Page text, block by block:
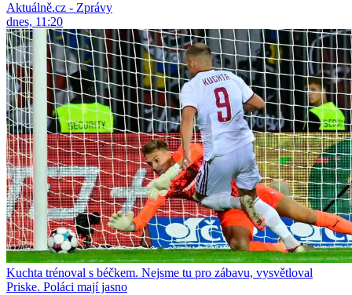
Aktuálně.cz - Zprávy
dnes, 11:20
Kuchta trénoval s béčkem. Nejsme tu pro zábavu, vysvětloval
Priske. Poláci mají jasno